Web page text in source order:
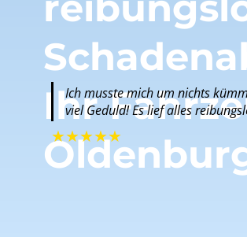
Ihr
Ich musste mich um nichts
viel Geduld! Es lief alles
★★★★★